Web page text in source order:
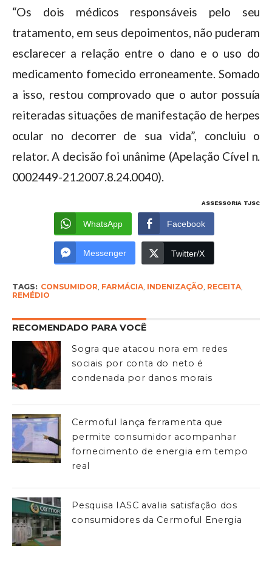
“Os dois médicos responsáveis pelo seu
tratamento, em seus depoimentos, não puderam
esclarecer a relação entre o dano e o uso do
medicamento fornecido erroneamente. Somado
a isso, restou comprovado que o autor possuía
reiteradas situações de manifestação de herpes
ocular no decorrer de sua vida”, concluiu o
relator. A decisão foi unânime (Apelação Cível n.
0002449-21.2007.8.24.0040).
ASSESSORIA TJSC
WhatsApp Facebook
Messenger Twitter/X
TAGS: CONSUMIDOR FARMÁCIA, INDENIZAÇÃO RECEITA,
REMÉDIO
RECOMENDADO PARA VOCÊ
Sogra que atacou nora em redes
sociais por conta do neto é
condenada por danos morais
Cermoful lança ferramenta que
permite consumidor acompanhar
fornecimento de energia em tempo
real
Pesquisa IASC avalia satisfação dos
consumidores da Cermoful Energia